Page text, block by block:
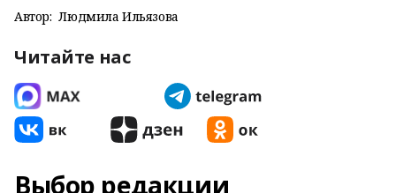
Автор: Людмила Ильязова
Читайте нас
Выбор редакции